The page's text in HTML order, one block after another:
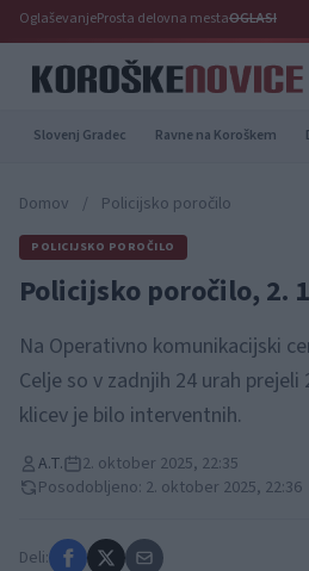
OglaševanjeProsta delovna mestaOGLASI
Slovenj Gradec Ravne na Koroškem
Domov / Policijsko poročilo
POLICIJSKO POROČILO
Policijsko poročilo, 2.
Na Operativno komunikacijski
Celje so v zadnjih 24 urah prejeli
klicev je bilo interventnih.
A.T.
2. oktober 2025, 22:35
Posodobljeno: 2. oktober 2025, 22:36
Deli: